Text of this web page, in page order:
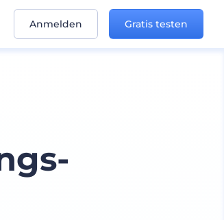
Anmelden Gratis testen